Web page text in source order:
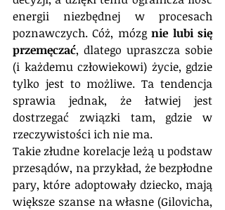
energii niezbędnej w procesach
poznawczych. Cóż, mózg nie lubi się
przemęczać, dlatego upraszcza sobie
(i każdemu człowiekowi) życie, gdzie
tylko jest to możliwe. Ta tendencja
sprawia jednak, że łatwiej jest
dostrzegać związki tam, gdzie w
rzeczywistości ich nie ma.
Takie złudne korelacje leżą u podstaw
przesądów, na przykład, że bezpłodne
pary, które adoptowały dziecko, mają
większe szanse na własne (Gilovicha,